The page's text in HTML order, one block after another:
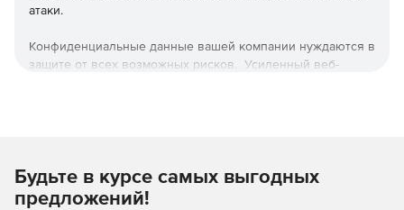
атаки.
Конфиденциальные данные вашей компании нуждаются в
защите от всех возможных рисков. Усиленный веб-
сети.
Будьте в курсе самых выгодных
предложений!